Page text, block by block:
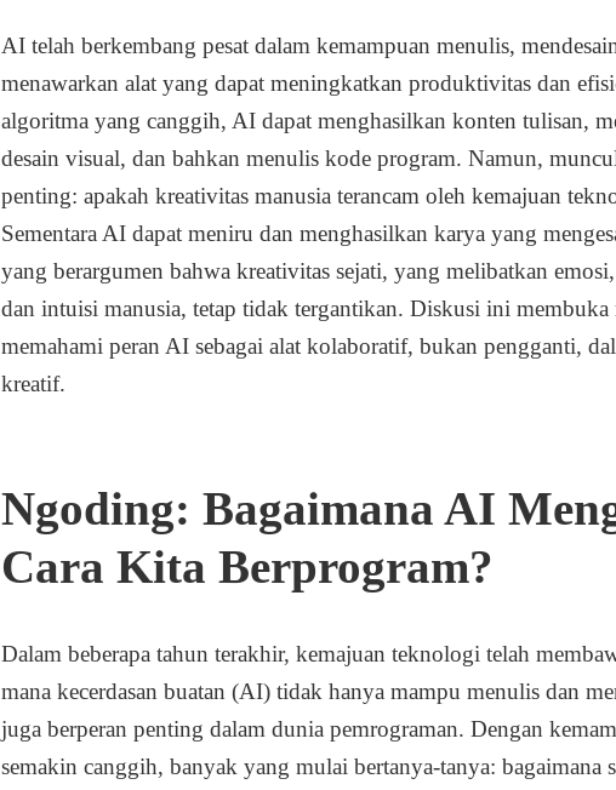
AI telah berkembang pesat dalam kemampuan menulis,
menawarkan alat yang dapat meningkatkan produktivitas dan
algoritma yang canggih, AI dapat menghasilkan konten tulisan,
desain visual, dan bahkan menulis kode program. Namun,
penting: apakah kreativitas manusia terancam oleh kemajuan
Sementara AI dapat meniru dan menghasilkan karya yang
yang berargumen bahwa kreativitas sejati, yang melibatkan
dan intuisi manusia, tetap tidak tergantikan. Diskusi ini
memahami peran AI sebagai alat kolaboratif, bukan pengganti,
kreatif.
Ngoding: Bagaimana AI
Cara Kita Berprogram?
Dalam beberapa tahun terakhir, kemajuan teknologi telah
mana kecerdasan buatan (AI) tidak hanya mampu menulis dan
juga berperan penting dalam dunia pemrograman. Dengan
semakin canggih, banyak yang mulai bertanya-tanya: bagaimana